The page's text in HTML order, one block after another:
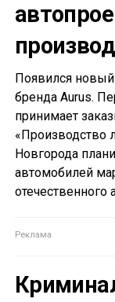
Появился
бренда Aurus.
принимает
«Производство
Новгорода
автомобилей
отечественного